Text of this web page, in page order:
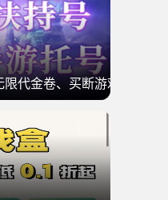
代金卷、买断游戏